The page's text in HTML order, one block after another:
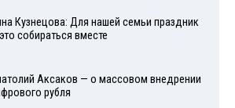
Кузнецова: Для нашей семьи праздник
собираться вместе
Аксаков — о массовом внедрении
рубля